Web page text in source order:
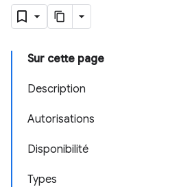
Sur cette page
Description
Autorisations
Disponibilité
Types